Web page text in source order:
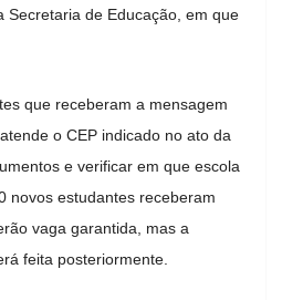
Secretaria de Educação, em que
que receberam a mensagem
o CEP indicado no ato da
e verificar em que escola
novos estudantes receberam
vaga garantida, mas a
feita posteriormente.